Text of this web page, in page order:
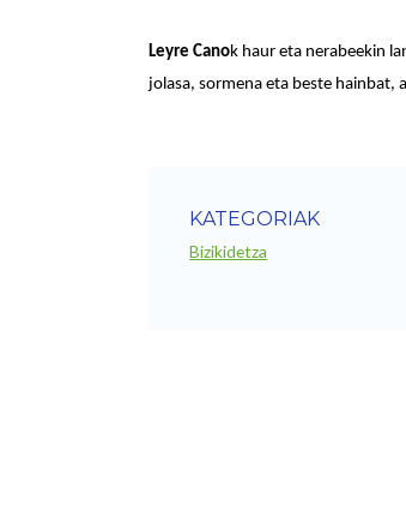
Leyre Canok haur eta nerabeekin
jolasa, sormena eta beste hainbat,
KATEGORIAK
Bizikidetza